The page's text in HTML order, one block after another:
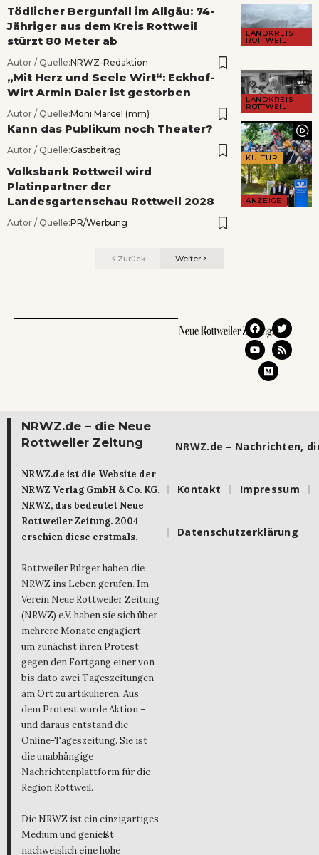
LANDKREIS
ROTTWEIL
Tödlicher Bergunfall im Allgäu: 74-
Jähriger aus dem Kreis Rottweil
stürzt 80 Meter ab
Autor / Quelle:NRWZ-Redaktion
LANDKREIS
ROTTWEIL
„Mit Herz und Seele Wirt“: Eckhof-
Wirt Armin Daler ist gestorben
Autor / Quelle:Moni Marcel (mm)
KULTUR
Kann das Publikum noch Theater?
Autor / Quelle:Gastbeitrag
ANZEIGE
Volksbank Rottweil wird
Platinpartner der
Landesgartenschau Rottweil 2028
Autor / Quelle:PR/Werbung
Zurück Weiter
NRWZ.de – die Neue
Rottweiler Zeitung
NRWZ.de ist die Website der
NRWZ Verlag GmbH & Co. KG.
NRWZ, das bedeutet Neue
Rottweiler Zeitung. 2004
erschien diese erstmals.
Rottweiler Bürger haben die
NRWZ ins Leben gerufen. Im
Verein Neue Rottweiler Zeitung
(NRWZ) e.V. haben sie sich über
mehrere Monate engagiert –
um zunächst ihren Protest
gegen den Fortgang einer von
bis dato zwei Tageszeitungen
am Ort zu artikulieren. Aus
dem Protest wurde Aktion –
und daraus entstand die
Online-Tageszeitung. Sie ist
die unabhängige
Nachrichtenplattform für die
Region Rottweil.
Die NRWZ ist ein einzigartiges
Medium und genießt
nachweislich eine hohe
NRWZ.de – Nachrichten,
Kontakt Impressum
Datenschutzerklärung